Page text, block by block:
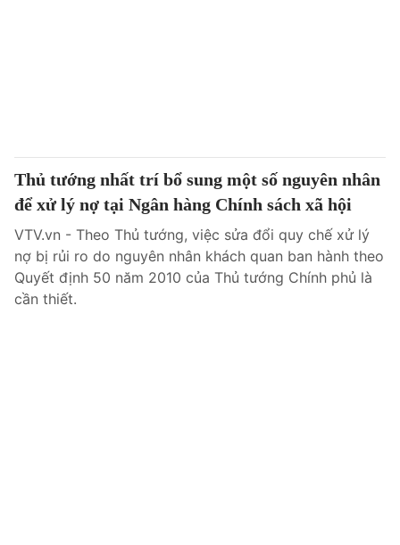
Thủ tướng nhất trí bổ sung một số nguyên nhân
để xử lý nợ tại Ngân hàng Chính sách xã hội
VTV.vn - Theo Thủ tướng, việc sửa đổi quy chế xử lý
nợ bị rủi ro do nguyên nhân khách quan ban hành theo
Quyết định 50 năm 2010 của Thủ tướng Chính phủ là
cần thiết.